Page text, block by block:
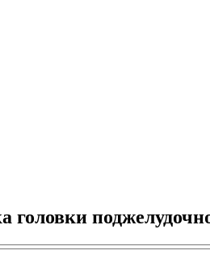
головки